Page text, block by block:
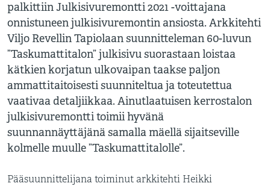
palkittiin Julkisivuremontti 2021 -voittajana
onnistuneen julkisivuremontin ansiosta. Arkkitehti
Viljo Revellin Tapiolaan suunnitteleman 60-luvun
”Taskumattitalon” julkisivu suorastaan loistaa
kätkien korjatun ulkovaipan taakse paljon
ammattitaitoisesti suunniteltua ja toteutettua
vaativaa detaljiikkaa. Ainutlaatuisen kerrostalon
julkisivuremontti toimii hyvänä
suunnannäyttäjänä samalla mäellä sijaitseville
kolmelle muulle ”Taskumattitalolle”.
Pääsuunnittelijana toiminut arkkitehti Heikki